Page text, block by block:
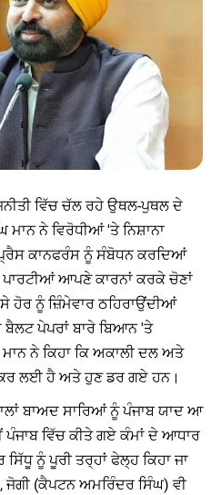
ਵਿੱਚ ਚੱਲ ਰਹੇ ਉਥਲ-ਪੁਥਲ ਦੇ
ਮਾਨ ਨੇ ਵਿਰੋਧੀਆਂ 'ਤੇ ਨਿਸ਼ਾਨਾ
ਕਾਨਫਰੰਸ ਨੂੰ ਸੰਬੋਧਨ ਕਰਦਿਆਂ
ਪਾਰਟੀਆਂ ਆਪਣੇ ਕਾਰਨਾਂ ਕਰਕੇ ਚੋਣਾਂ
ਹੋਰ ਨੂੰ ਜ਼ਿੰਮੇਵਾਰ ਠਹਿਰਾਉਂਦੀਆਂ
ਬੈਲਟ ਪੇਪਰਾਂ ਬਾਰੇ ਬਿਆਨ 'ਤੇ
ਨੇ ਕਿਹਾ ਕਿ ਅਕਾਲੀ ਦਲ ਅਤੇ
ਕਰ ਲਈ ਹੈ ਅਤੇ ਹੁਣ ਡਰ ਗਏ ਹਨ।
ਬਾਅਦ ਸਾਰਿਆਂ ਨੂੰ ਪੰਜਾਬ ਯਾਦ ਆ
ਪੰਜਾਬ ਵਿੱਚ ਕੀਤੇ ਗਏ ਕੰਮਾਂ ਦੇ ਆਧਾਰ
ਨੂੰ ਪੂਰੀ ਤਰ੍ਹਾਂ ਫੇਲ੍ਹ ਕਿਹਾ ਜਾ
ਜੋਗੀ (ਕੈਪਟਨ ਅਮਰਿੰਦਰ ਸਿੰਘ) ਵੀ